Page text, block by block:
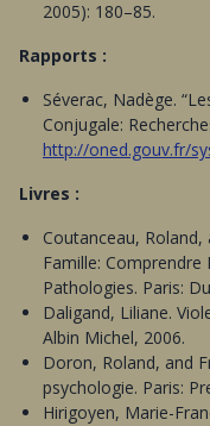
2005): 180–85.
Rapports :
Séverac, Nadège.
Conjugale:
http://oned.gouv.fr/
Livres :
Coutanceau, Roland,
Famille: Comprendre
Pathologies. Paris:
Daligand, Liliane.
Albin Michel, 2006.
Doron, Roland, and
psychologie. Paris:
Hirigoyen, Marie-